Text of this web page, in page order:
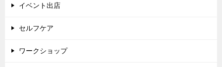
イベント出店
セルフケア
ワークショップ